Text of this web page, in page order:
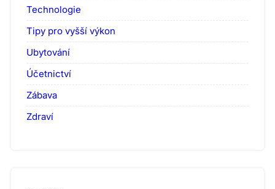
Technologie
Tipy pro vyšší výkon
Ubytování
Účetnictví
Zábava
Zdraví